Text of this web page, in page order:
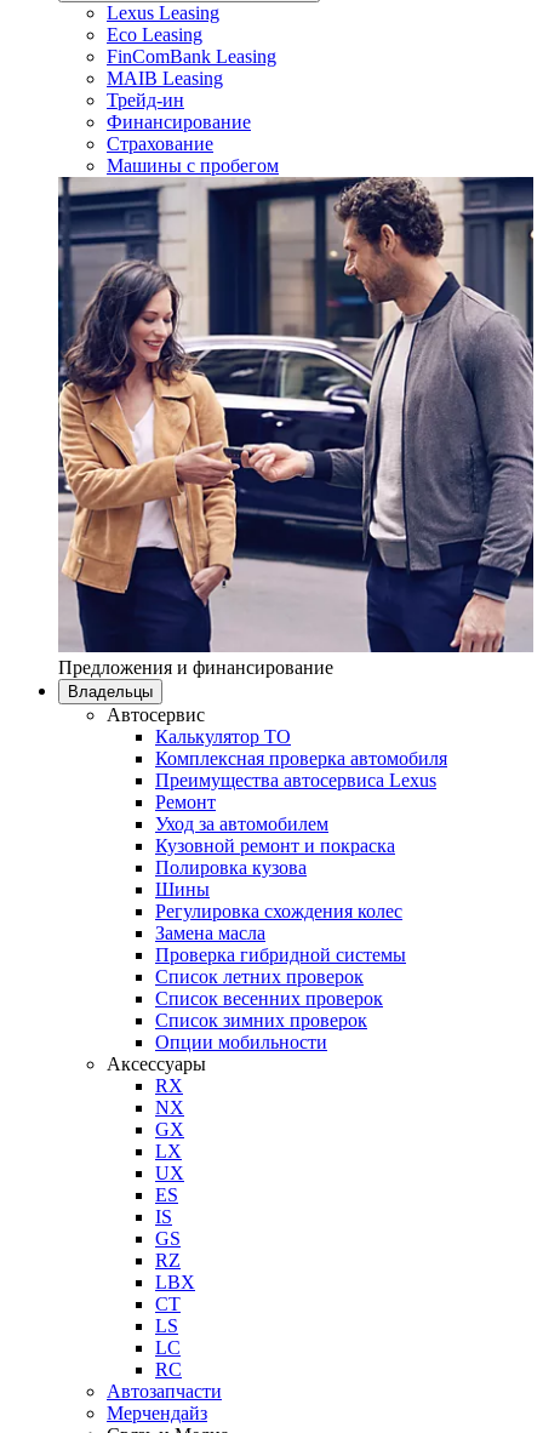
Lexus Leasing
Eco Leasing
FinComBank Leasing
MAIB Leasing
Трейд-ин
Финансирование
Страхование
Машины с пробегом
Предложения и финансирование
Владельцы
Автосервис
Калькулятор ТО
Комплексная проверка автомобиля
Преимущества автосервиса Lexus
Ремонт
Уход за автомобилем
Кузовной ремонт и покраска
Полировка кузова
Шины
Регулировка схождения колес
Замена масла
Проверка гибридной системы
Список летних проверок
Список весенних проверок
Список зимних проверок
Опции мобильности
Аксессуары
RX
NX
GX
LX
UX
ES
IS
GS
RZ
LBX
CT
LS
LC
RC
Автозапчасти
Мерчендайз